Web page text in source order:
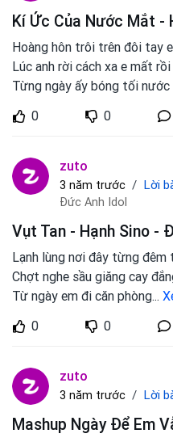
Kí Ức Của Nước Mắt -
Hoàng hôn trôi trên đôi tay
Lúc anh rời cách xa e mất rồi
Từng ngày ấy bóng tối nước
0
0
zuto
3 năm trước Lời
Đức Anh Idol
Vụt Tan - Hạnh Sino -
Lạnh lùng nơi đây từng đêm
Chợt nghe sầu giăng cay
Từ ngày em đi căn phòng...
0
0
zuto
3 năm trước Lời
Mashup Ngày Để Em